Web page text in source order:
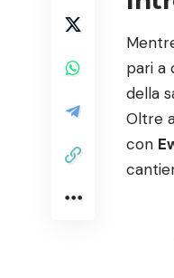
pari a
della
Oltre
con